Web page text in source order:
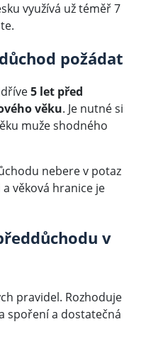
využívá už téměř 7
požádat
5 let před
věku. Je nutné si
muže shodného
nebere v potaz
věková hranice je
v
pravidel. Rozhoduje
spoření a dostatečná